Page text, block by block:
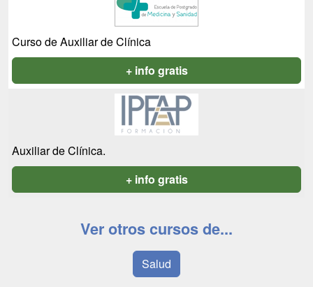
Curso de Auxiliar de Clínica
+ info gratis
Auxiliar de Clínica.
+ info gratis
Ver otros cursos de...
Salud